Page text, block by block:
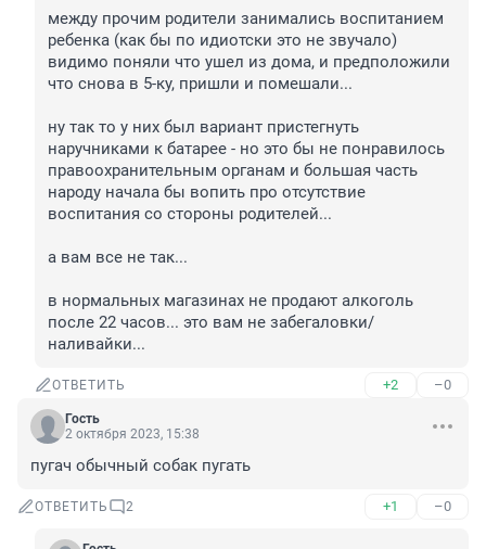
между прочим родители занимались воспитанием
ребенка (как бы по идиотски это не звучало)
видимо поняли что ушел из дома, и предположили
что снова в 5-ку, пришли и помешали...
ну так то у них был вариант пристегнуть
наручниками к батарее - но это бы не понравилось
правоохранительным органам и большая часть
народу начала бы вопить про отсутствие
воспитания со стороны родителей...
а вам все не так...
в нормальных магазинах не продают алкоголь
после 22 часов... это вам не забегаловки/
наливайки...
ОТВЕТИТЬ +2 –0
Гость
2 октября 2023, 15:38
пугач обычный собак пугать
ОТВЕТИТЬ 2 +1 –0